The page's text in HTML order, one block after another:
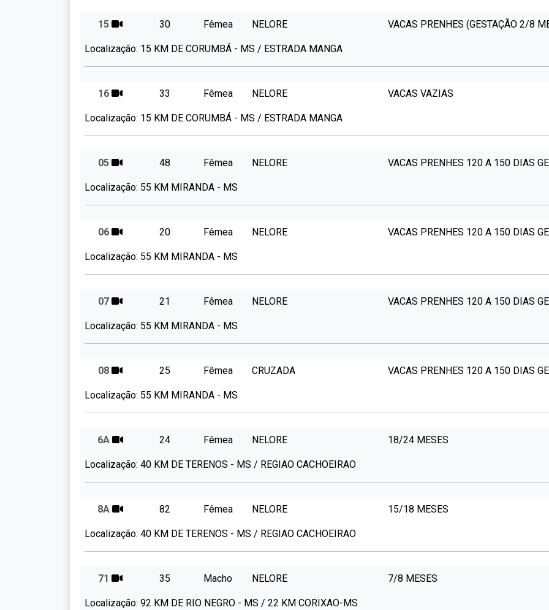
15 30 Fêmea NELORE VACAS PRENHES (GESTAÇÃO 2/8
Localização: 15 KM DE CORUMBÁ - MS / ESTRADA MANGA
16 33 Fêmea NELORE VACAS VAZIAS
Localização: 15 KM DE CORUMBÁ - MS / ESTRADA MANGA
05 48 Fêmea NELORE VACAS PRENHES 120 A 150 DIAS
Localização: 55 KM MIRANDA - MS
06 20 Fêmea NELORE VACAS PRENHES 120 A 150 DIAS
Localização: 55 KM MIRANDA - MS
07 21 Fêmea NELORE VACAS PRENHES 120 A 150 DIAS
Localização: 55 KM MIRANDA - MS
08 25 Fêmea CRUZADA VACAS PRENHES 120 A 150 DIAS
Localização: 55 KM MIRANDA - MS
6A 24 Fêmea NELORE 18/24 MESES
Localização: 40 KM DE TERENOS - MS / REGIAO CACHOEIRAO
8A 82 Fêmea NELORE 15/18 MESES
Localização: 40 KM DE TERENOS - MS / REGIAO CACHOEIRAO
71 35 Macho NELORE 7/8 MESES
Localização: 92 KM DE RIO NEGRO - MS / 22 KM CORIXAO-MS